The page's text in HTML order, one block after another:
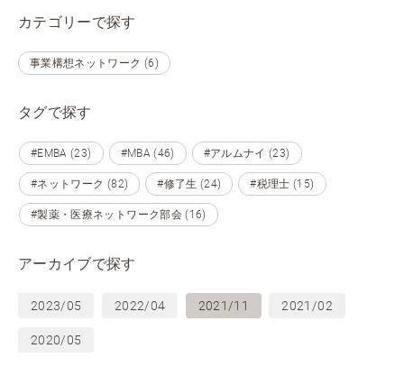
カテゴリーで探す
事業構想ネットワーク (6)
タグで探す
#EMBA (23) #MBA (46) #アルムナイ (23)
#ネットワーク (82) #修了生 (24) #税理士 (15)
#製薬・医療ネットワーク部会 (16)
アーカイブで探す
2023/05 2022/04 2021/11 2021/02
2020/05